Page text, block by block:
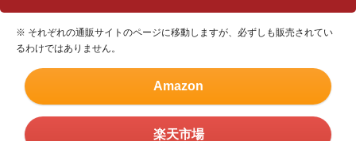
※ それぞれの通販サイトのページに移動しますが、必ずしも販売されてい
るわけではありません。
Amazon
楽天市場